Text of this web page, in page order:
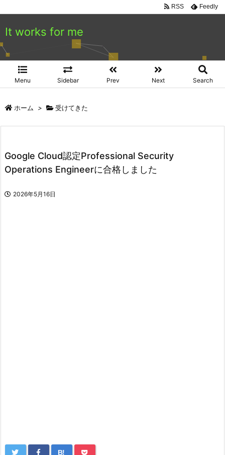
It works for me
Menu Sidebar Prev Next Search
RSS Feedly
ホーム > 受けてきた
Google Cloud認定Professional Security
Operations Engineerに合格しました
2026年5月16日
B!